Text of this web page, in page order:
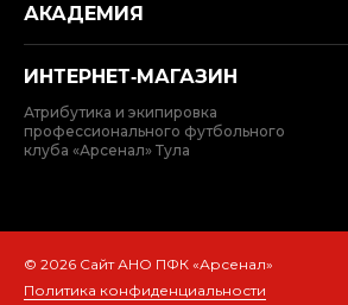
АКАДЕМИЯ
ИНТЕРНЕТ‑МАГАЗИН
Атрибутика и экипировка
профессионального футбольного
клуба «Арсенал» Тула
© 2026 Сайт АНО ПФК «Арсенал»
Политика конфиденциальности